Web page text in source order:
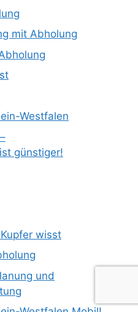
mit Abholung
Westfalen
günstiger!
wisst
und